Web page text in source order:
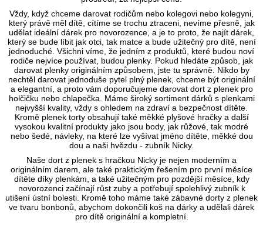
Speciální plenkový dort s plenkovým sáčkem
PŘIZPŮSOBITELNÝ
1 531,50 Kč